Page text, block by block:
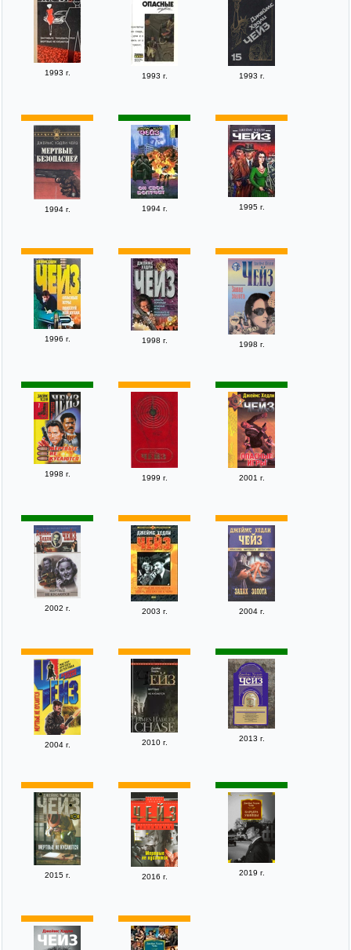
1993 г. 1993 г. 1993 г.
1994 г. 1994 г. 1995 г.
1996 г. 1998 г. 1998 г.
1998 г. 1999 г. 2001 г.
2002 г. 2003 г. 2004 г.
2004 г. 2010 г. 2013 г.
2015 г. 2016 г. 2019 г.